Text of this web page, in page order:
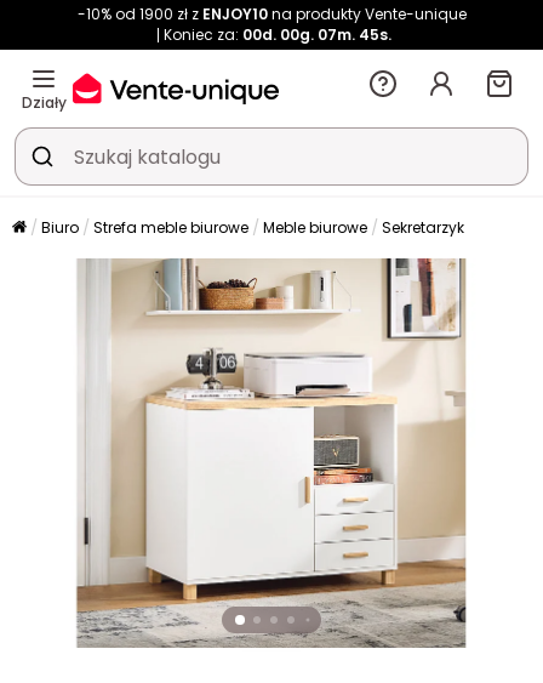
-10% od 1900 zł z ENJOY10na produkty Vente-unique
Koniec za: 00d. 00g. 07m. 44s.
Działy
Biuro Strefa meble biurowe Meble biurowe Sekretarzyk